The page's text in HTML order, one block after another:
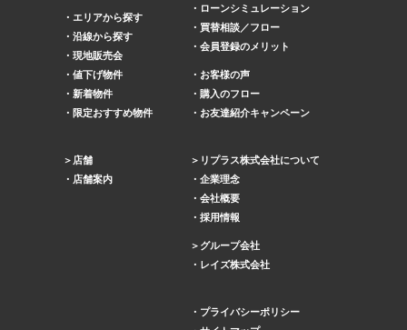
エリアから探す
沿線から探す
現地販売会
値下げ物件
新着物件
限定おすすめ物件
ローンシミュレーション
買替相談／フロー
会員登録のメリット
お客様の声
購入のフロー
お友達紹介キャンペーン
店舗
店舗案内
リプラス株式会社について
企業理念
会社概要
採用情報
グループ会社
レイズ株式会社
プライバシーポリシー